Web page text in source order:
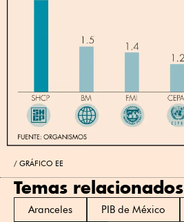
GRÁFICO EE
Temas relacionados
Aranceles PIB de México